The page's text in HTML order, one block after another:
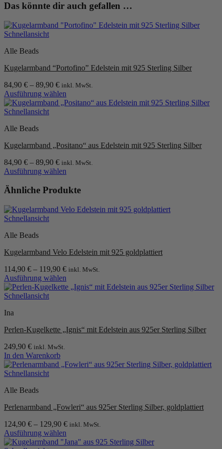
Das könnte dir auch gefallen …
Schnellansicht
Alle Beads
Kugelarmband “Portofino” Edelstein mit 925 Sterling Silber
84,90 € – 89,90 € inkl. MwSt.
Ausführung wählen
Dieses
Produkt
mehrere
auf.
Optionen
können
der
gewählt
werden
Schnellansicht
Alle Beads
Kugelarmband „Positano“ aus Edelstein mit 925 Sterling Silber
84,90 € – 89,90 € inkl. MwSt.
Ausführung wählen
Produkt
mehrere
Varianten
auf.
Die
können
der
Produktseite
gewählt
werden
Ähnliche Produkte
Schnellansicht
Alle Beads
Kugelarmband Velo Edelstein mit 925 goldplattiert
114,90 € – 119,90 € inkl. MwSt.
Ausführung wählen
Dieses
Produkt
mehrere
auf.
Optionen
können
auf
der
gewählt
werden
Schnellansicht
Ina
Perlen-Kugelkette „Ignis“ mit Edelstein aus 925er Sterling Silber
249,90 € inkl. MwSt.
In den Warenkorb
Schnellansicht
Alle Beads
Perlenarmband „Fowleri“ aus 925er Sterling Silber, goldplattiert
124,90 € – 129,90 € inkl. MwSt.
Ausführung wählen
Dieses